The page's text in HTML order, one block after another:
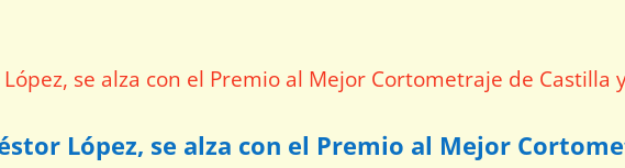
López, se alza con el Premio al Mejor